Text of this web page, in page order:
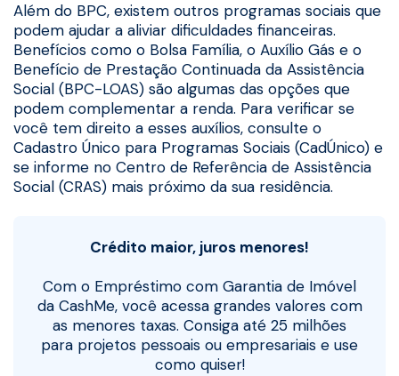
Além do BPC, existem outros programas sociais que
podem ajudar a aliviar dificuldades financeiras.
Benefícios como o Bolsa Família, o Auxílio Gás e o
Benefício de Prestação Continuada da Assistência
Social (BPC-LOAS) são algumas das opções que
podem complementar a renda. Para verificar se
você tem direito a esses auxílios, consulte o
Cadastro Único para Programas Sociais (CadÚnico) e
se informe no Centro de Referência de Assistência
Social (CRAS) mais próximo da sua residência.
Crédito maior, juros menores!
Com o Empréstimo com Garantia de Imóvel
da CashMe, você acessa grandes valores com
as menores taxas. Consiga até 25 milhões
para projetos pessoais ou empresariais e use
como quiser!